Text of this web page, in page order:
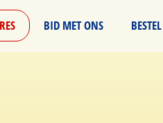
BID MET ONS BESTEL